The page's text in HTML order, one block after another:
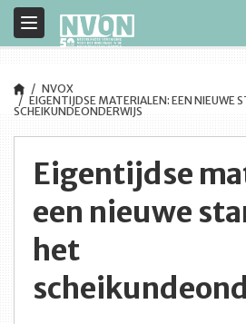
Toggle
navigation
NVOX
EIGENTIJDSE MATERIALEN: EEN NIEUWE
SCHEIKUNDEONDERWIJS
Eigentijdse
een nieuwe
het